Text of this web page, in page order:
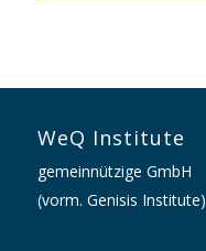
WeQ Institute
gemeinnützige GmbH
(vorm. Genisis Institute)